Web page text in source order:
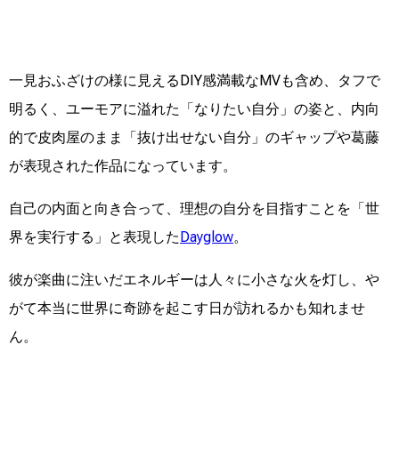
一見おふざけの様に見えるDIY感満載なMVも含め、タフで
明るく、ユーモアに溢れた「なりたい自分」の姿と、内向
的で皮肉屋のまま「抜け出せない自分」のギャップや葛藤
が表現された作品になっています。
自己の内面と向き合って、理想の自分を目指すことを「世
界を実行する」と表現したDayglow。
彼が楽曲に注いだエネルギーは人々に小さな火を灯し、や
がて本当に世界に奇跡を起こす日が訪れるかも知れませ
ん。